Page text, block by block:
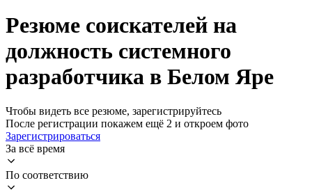
Резюме соискателей на
должность системного
разработчика в Белом Яре
Чтобы видеть все резюме, зарегистрируйтесь
После регистрации покажем ещё 2 и откроем фото
Зарегистрироваться
За всё время
По соответствию